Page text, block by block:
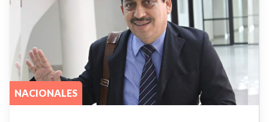
NACIONALES